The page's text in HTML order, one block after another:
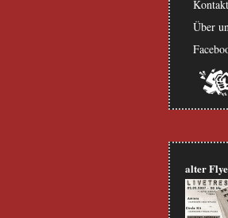
Kontakt
Über
alter